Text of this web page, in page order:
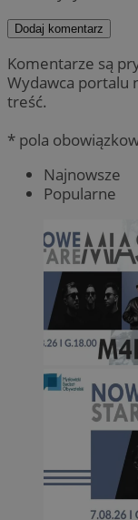
Dodaj komentarz
Komentarze są
Wydawca portalu
treść.
* pola
Najnowsze
Popularne